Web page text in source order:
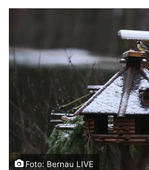
Foto: Bernau LIVE